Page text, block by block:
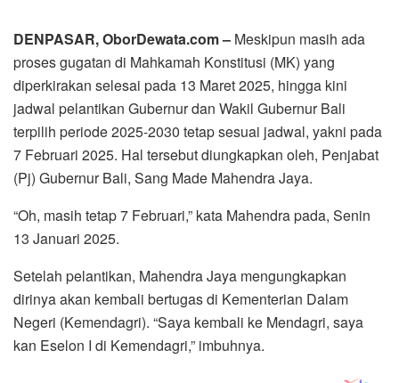
DENPASAR, OborDewata.com – Meskipun masih ada
proses gugatan di Mahkamah Konstitusi (MK) yang
diperkirakan selesai pada 13 Maret 2025, hingga kini
jadwal pelantikan Gubernur dan Wakil Gubernur Bali
terpilih periode 2025-2030 tetap sesuai jadwal, yakni pada
7 Februari 2025. Hal tersebut diungkapkan oleh, Penjabat
(Pj) Gubernur Bali, Sang Made Mahendra Jaya.
“Oh, masih tetap 7 Februari,” kata Mahendra pada, Senin
13 Januari 2025.
Setelah pelantikan, Mahendra Jaya mengungkapkan
dirinya akan kembali bertugas di Kementerian Dalam
Negeri (Kemendagri). “Saya kembali ke Mendagri, saya
kan Eselon I di Kemendagri,” imbuhnya.